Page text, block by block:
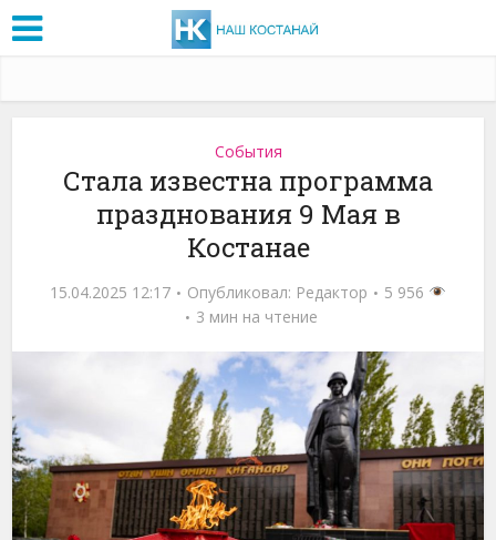
События
Стала известна программа
празднования 9 Мая в
Костанае
15.04.2025 12:17 Опубликовал: Редактор
5 956
3 мин на чтение